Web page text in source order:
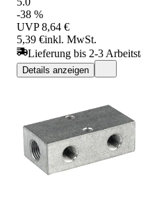
-38 %
UVP 8,64 €
5,39 €inkl. MwSt.
Lieferung bis 2-3
Details anzeigen